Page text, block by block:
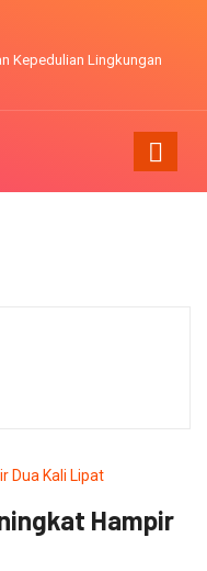
Kepedulian Lingkungan
Hampir